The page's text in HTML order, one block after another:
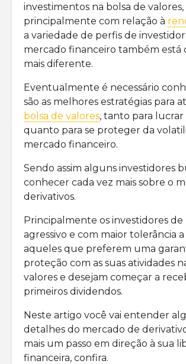
investimentos na bolsa de valores,
principalmente com relação à
a variedade de perfis de
mercado financeiro também está
mais diferente.
Eventualmente é necessário
são as melhores estratégias para
bolsa de valores, tanto para lucrar
quanto para se proteger da
mercado financeiro.
Sendo assim alguns investidores
conhecer cada vez mais sobre o
derivativos.
Principalmente os investidores de
agressivo e com maior tolerância a
aqueles que preferem uma
proteção com as suas atividades
valores e desejam começar a
primeiros dividendos.
Neste artigo você vai entender
detalhes do mercado de
mais um passo em direção à sua
financeira, confira.
Qual a melhor
corretora de
investimentos?
mercado de
opções?